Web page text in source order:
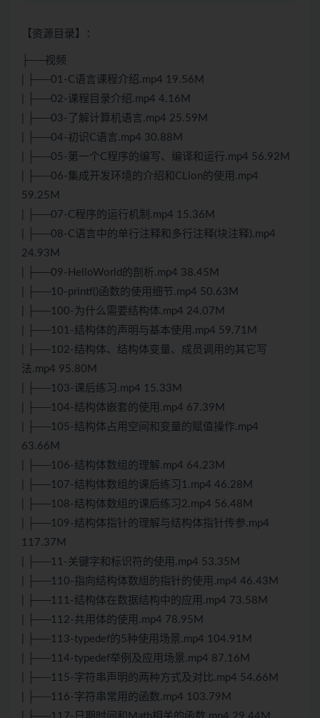
【资源目录】：
├──视频
| ├──01-C语言课程介绍.mp4 19.56M
| ├──02-课程目录介绍.mp4 4.16M
| ├──03-了解计算机语言.mp4 25.59M
| ├──04-初识C语言.mp4 30.88M
| ├──05-第一个C程序的编写、编译和运行.mp4 56.92M
| ├──06-集成开发环境的介绍和CLion的使用.mp4
59.25M
| ├──07-C程序的运行机制.mp4 15.36M
| ├──08-C语言中的单行注释和多行注释(块注释).mp4
24.93M
| ├──09-HelloWorld的剖析.mp4 38.45M
| ├──10-printf()函数的使用细节.mp4 50.63M
| ├──100-为什么需要结构体.mp4 24.07M
| ├──101-结构体的声明与基本使用.mp4 59.71M
| ├──102-结构体、结构体变量、成员调用的其它写
法.mp4 95.80M
| ├──103-课后练习.mp4 15.33M
| ├──104-结构体嵌套的使用.mp4 67.39M
| ├──105-结构体占用空间和变量的赋值操作.mp4
63.66M
| ├──106-结构体数组的理解.mp4 64.23M
| ├──107-结构体数组的课后练习1.mp4 46.28M
| ├──108-结构体数组的课后练习2.mp4 56.48M
| ├──109-结构体指针的理解与结构体指针传参.mp4
117.37M
| ├──11-关键字和标识符的使用.mp4 53.35M
| ├──110-指向结构体数组的指针的使用.mp4 46.43M
| ├──111-结构体在数据结构中的应用.mp4 73.58M
| ├──112-共用体的使用.mp4 78.95M
| ├──113-typedef的5种使用场景.mp4 104.91M
| ├──114-typedef举例及应用场景.mp4 87.16M
| ├──115-字符串声明的两种方式及对比.mp4 54.66M
| ├──116-字符串常用的函数.mp4 103.79M